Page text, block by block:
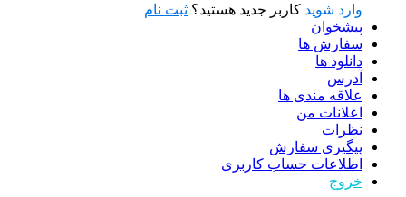
وارد شوید کاربر جدید هستید؟ ثبت نام
پیشخوان
سفارش ها
دانلود ها
آدرس
علاقه مندی ها
اعلانات من
نظرات
پیگیری سفارش
اطلاعات حساب كاربری
خروج